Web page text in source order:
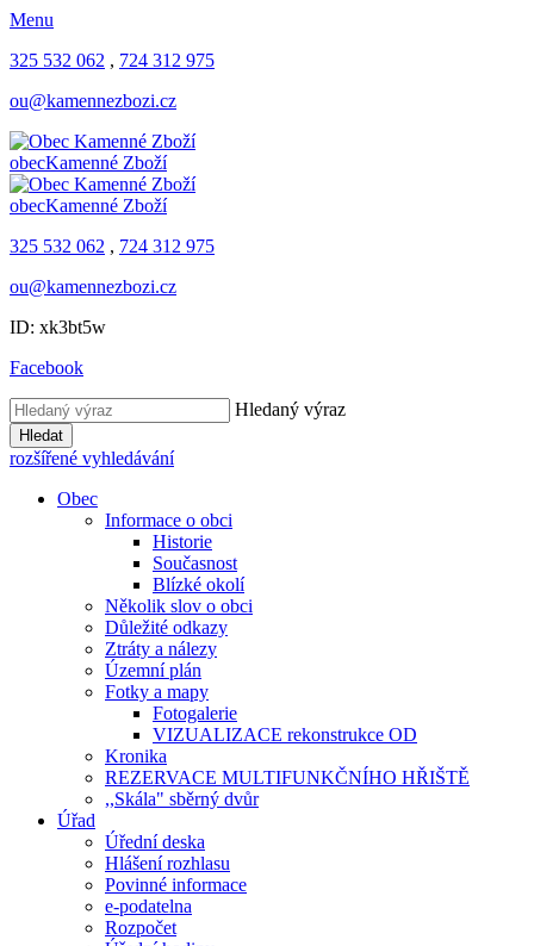
Menu
325 532 062 , 724 312 975
ou@kamennezbozi.cz
obecKamenné Zboží
obecKamenné Zboží
325 532 062 , 724 312 975
ou@kamennezbozi.cz
ID: xk3bt5w
Facebook
Hledaný výraz
Hledat
rozšířené vyhledávání
Obec
Informace o obci
Historie
Současnost
Blízké okolí
Několik slov o obci
Důležité odkazy
Ztráty a nálezy
Územní plán
Fotky a mapy
Fotogalerie
VIZUALIZACE rekonstrukce OD
Kronika
REZERVACE MULTIFUNKČNÍHO HŘIŠTĚ
,,Skála" sběrný dvůr
Úřad
Úřední deska
Hlášení rozhlasu
Povinné informace
e-podatelna
Rozpočet